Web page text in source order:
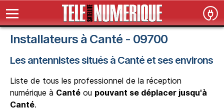
Installateurs à Canté - 09700
Les antennistes situés à Canté et ses environs
Liste de tous les professionnel de la réception
numérique à Canté ou pouvant se déplacer jusqu'à
Canté.